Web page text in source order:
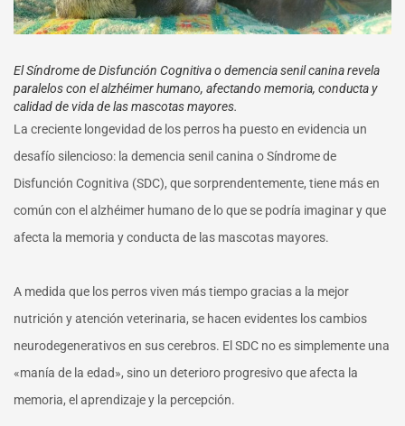
El Síndrome de Disfunción Cognitiva o demencia senil canina revela
paralelos con el alzhéimer humano, afectando memoria, conducta y
calidad de vida de las mascotas mayores.
La creciente longevidad de los perros ha puesto en evidencia un
desafío silencioso: la demencia senil canina o Síndrome de
Disfunción Cognitiva (SDC), que sorprendentemente, tiene más en
común con el alzhéimer humano de lo que se podría imaginar y que
afecta la memoria y conducta de las mascotas mayores.
A medida que los perros viven más tiempo gracias a la mejor
nutrición y atención veterinaria, se hacen evidentes los cambios
neurodegenerativos en sus cerebros. El SDC no es simplemente una
«manía de la edad», sino un deterioro progresivo que afecta la
memoria, el aprendizaje y la percepción.